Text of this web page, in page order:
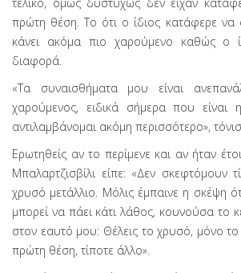
πρώτη θέση. Το ότι ο ίδιος κατάφερε να
κάνει ακόμα πιο χαρούμενο καθώς ο
διαφορά.
«Τα συναισθήματα μου είναι
χαρούμενος, ειδικά σήμερα που είναι
αντιλαμβάνομαι ακόμη περισσότερο»,
Ερωτηθείς αν το περίμενε και αν ήταν
Μπαλαρτζισβίλι είπε: «Δεν σκεφτόμουν
χρυσό μετάλλιο. Μόλις έμπαινε η σκέψη
μπορεί να πάει κάτι λάθος, κουνούσα το
στον εαυτό μου: Θέλεις το χρυσό, μόνο
πρώτη θέση, τίποτε άλλο».